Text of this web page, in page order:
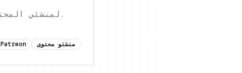
بديل لـ Patreon لمنشئي المحتوى. احصل على الدعم مباشرة من جمهورك.
Patreon منشئو محتوى